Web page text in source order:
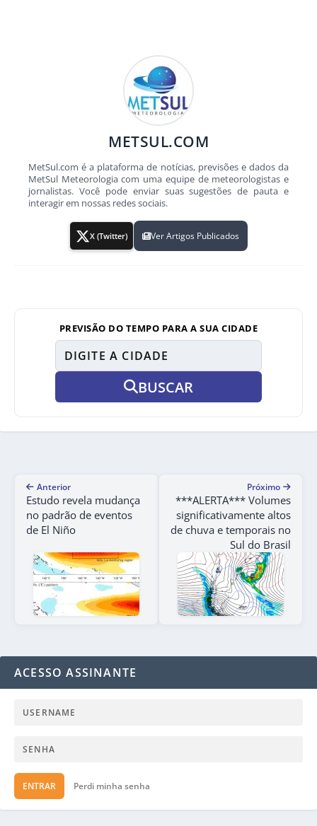
METSUL.COM
MetSul.com é a plataforma de notícias, previsões e dados da
MetSul Meteorologia com uma equipe de meteorologistas e
jornalistas. Você pode enviar suas sugestões de pauta e
interagir em nossas redes sociais.
X (Twitter) Ver Artigos Publicados
PREVISÃO DO TEMPO PARA A SUA CIDADE
BUSCAR
Anterior
Estudo revela mudança
no padrão de eventos
de El Niño
Próximo
***ALERTA*** Volumes
significativamente altos
de chuva e temporais no
Sul do Brasil
ACESSO ASSINANTE
ENTRAR Perdi minha senha